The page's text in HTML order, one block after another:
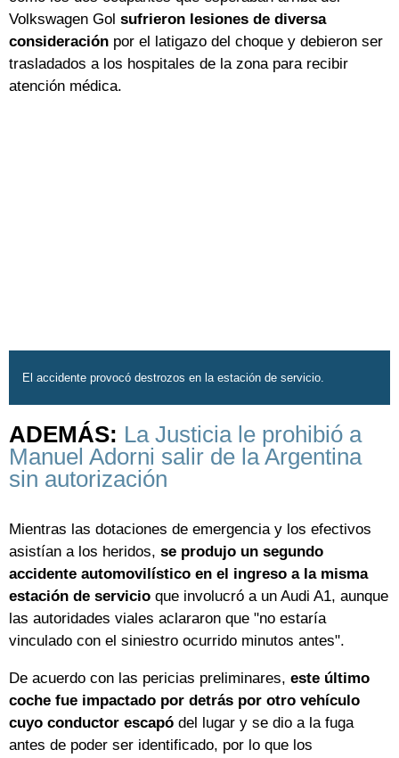
Volkswagen Gol sufrieron lesiones de diversa
consideración por el latigazo del choque y debieron ser
trasladados a los hospitales de la zona para recibir
atención médica.
El accidente provocó destrozos en la estación de servicio.
ADEMÁS: La Justicia le prohibió a
Manuel Adorni salir de la Argentina
sin autorización
Mientras las dotaciones de emergencia y los efectivos
asistían a los heridos, se produjo un segundo
accidente automovilístico en el ingreso a la misma
estación de servicio que involucró a un Audi A1, aunque
las autoridades viales aclararon que "no estaría
vinculado con el siniestro ocurrido minutos antes".
De acuerdo con las pericias preliminares, este último
coche fue impactado por detrás por otro vehículo
cuyo conductor escapó del lugar y se dio a la fuga
antes de poder ser identificado, por lo que los